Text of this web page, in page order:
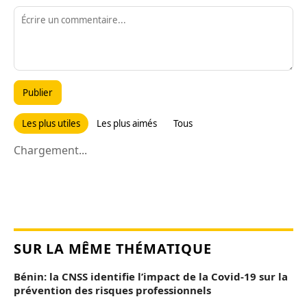
Publier
Les plus utiles Les plus aimés Tous
Chargement...
SUR LA MÊME THÉMATIQUE
Bénin: la CNSS identifie l’impact de la Covid-19 sur la
prévention des risques professionnels